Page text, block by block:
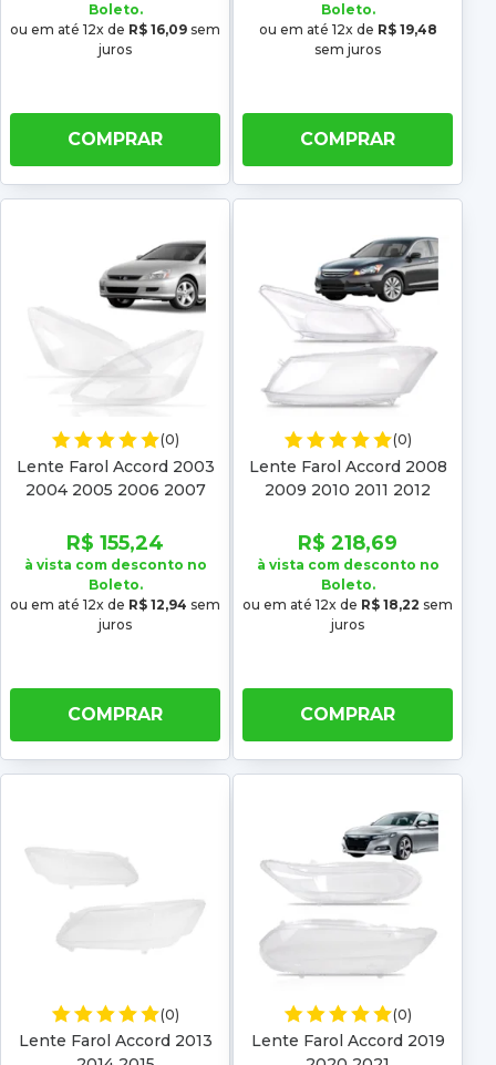
Boleto.
ou em até 12x de R$ 16,09 sem
juros
COMPRAR
Boleto.
ou em até 12x de R$ 19,48
sem juros
COMPRAR
(0)
Lente Farol Accord 2003
2004 2005 2006 2007
R$ 155,24
à vista com desconto no
Boleto.
ou em até 12x de R$ 12,94 sem
juros
COMPRAR
(0)
Lente Farol Accord 2008
2009 2010 2011 2012
R$ 218,69
à vista com desconto no
Boleto.
ou em até 12x de R$ 18,22 sem
juros
COMPRAR
(0)
Lente Farol Accord 2013
(0)
Lente Farol Accord 2019